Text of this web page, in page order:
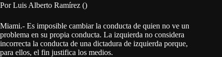
Por Luis Alberto Ramírez ()
Miami.- Es imposible cambiar la conducta de quien no ve un
problema en su propia conducta. La izquierda no considera
incorrecta la conducta de una dictadura de izquierda porque,
para ellos, el fin justifica los medios.